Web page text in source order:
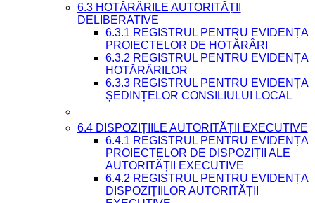
6.3 HOTĂRÂRILE AUTORITĂȚII
DELIBERATIVE
6.3.1 REGISTRUL PENTRU EVIDENȚA
PROIECTELOR DE HOTĂRÂRI
6.3.2 REGISTRUL PENTRU EVIDENȚA
HOTĂRÂRILOR
6.3.3 REGISTRUL PENTRU EVIDENȚA
ȘEDINȚELOR CONSILIULUI LOCAL
6.4 DISPOZIȚIILE AUTORITĂȚII EXECUTIVE
6.4.1 REGISTRUL PENTRU EVIDENȚA
PROIECTELOR DE DISPOZIȚII ALE
AUTORITĂȚII EXECUTIVE
6.4.2 REGISTRUL PENTRU EVIDENȚA
DISPOZIȚIILOR AUTORITĂȚII